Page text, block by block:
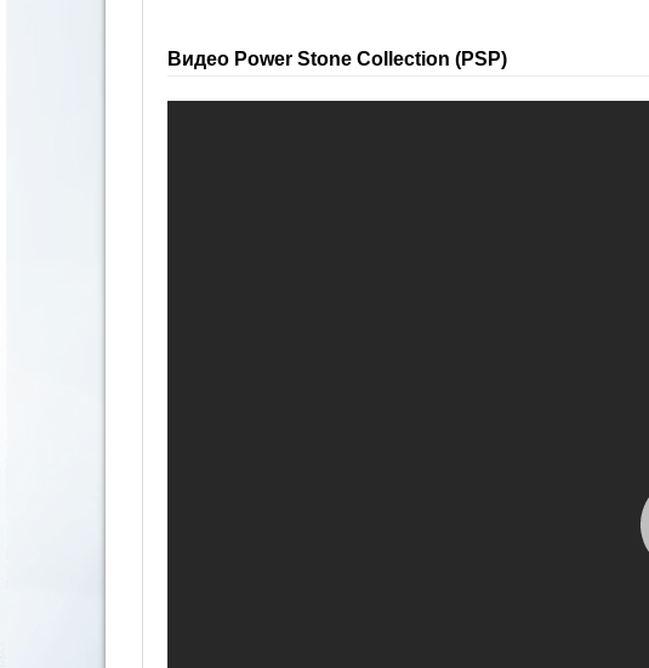
Видео Power Stone Collection (PSP)